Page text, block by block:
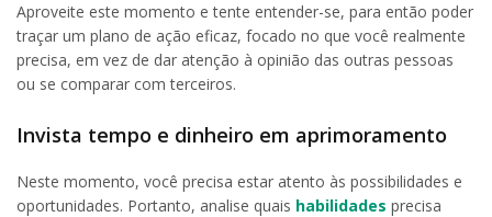
Aproveite este momento e tente entender-se, para então poder
traçar um plano de ação eficaz, focado no que você realmente
precisa, em vez de dar atenção à opinião das outras pessoas
ou se comparar com terceiros.
Invista tempo e dinheiro em aprimoramento
Neste momento, você precisa estar atento às possibilidades e
oportunidades. Portanto, analise quais habilidades precisa